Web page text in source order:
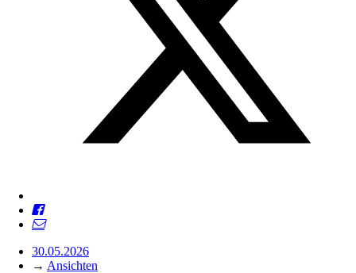
30.05.2026
→ Ansichten